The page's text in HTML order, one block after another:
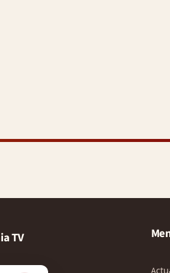
TV